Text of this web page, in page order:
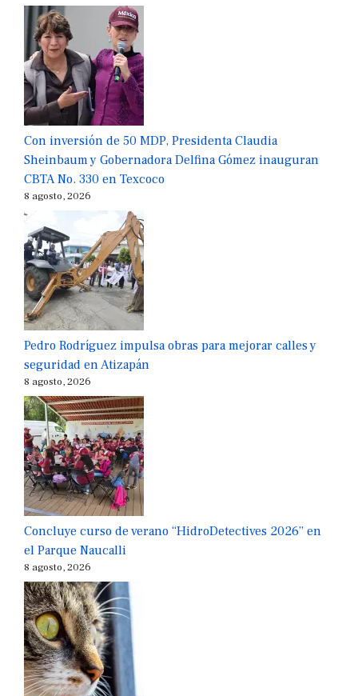
Con inversión de 50 MDP, Presidenta Claudia
Sheinbaum y Gobernadora Delfina Gómez inauguran
CBTA No. 330 en Texcoco
8 agosto, 2026
Pedro Rodríguez impulsa obras para mejorar calles y
seguridad en Atizapán
8 agosto, 2026
Concluye curso de verano “HidroDetectives 2026” en
el Parque Naucalli
8 agosto, 2026